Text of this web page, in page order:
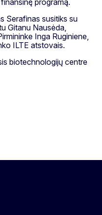
Serafinas susitiks su
Gitanu Nausėda,
Inga Ruginiene,
ILTE atstovais.
biotechnologijų centre